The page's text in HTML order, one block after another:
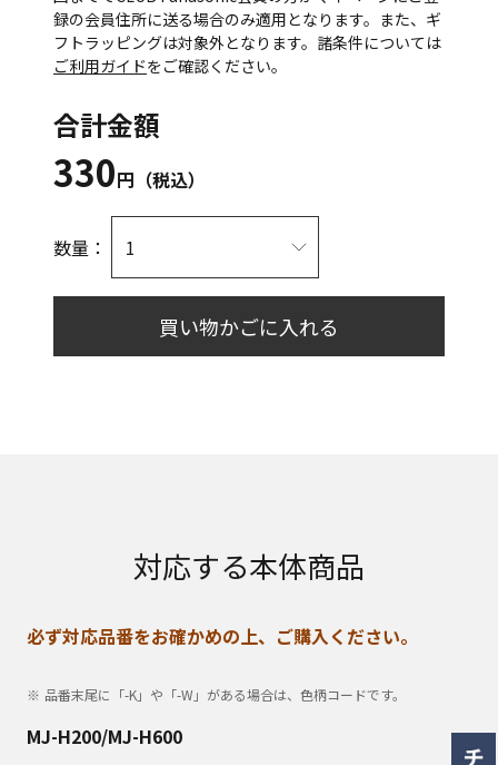
録の会員住所に送る場合のみ適用となります。また、ギ
フトラッピングは対象外となります。諸条件については
ご利用ガイドをご確認ください。
合計金額
330円（税込）
数量：
買い物かごに入れる
対応する本体商品
必ず対応品番をお確かめの上、ご購入ください。
品番末尾に「-K」や「-W」がある場合は、色柄コードです。
MJ-H200/MJ-H600